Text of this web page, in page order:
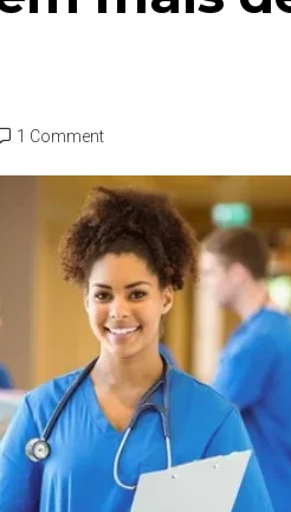
1 Comment